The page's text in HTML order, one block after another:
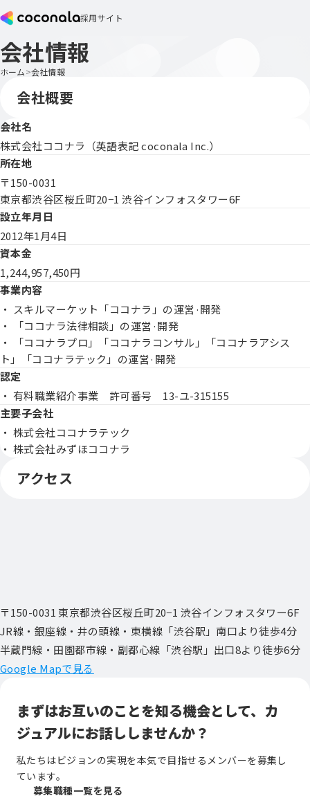
採用サイト
会社情報
ホーム 会社情報
会社概要
会社名
株式会社ココナラ（英語表記 coconala Inc.）
所在地
〒150-0031
東京都渋谷区桜丘町20−1 渋谷インフォスタワー6F
設立年月日
2012年1月4日
資本金
1,244,957,450円
事業内容
・ スキルマーケット「ココナラ」の運営·開発
・ 「ココナラ法律相談」の運営·開発
・ 「ココナラプロ」「ココナラコンサル」「ココナラアシス
ト」「ココナラテック」の運営·開発
認定
・ 有料職業紹介事業 許可番号 13-ユ-315155
主要子会社
・ 株式会社ココナラテック
・ 株式会社みずほココナラ
アクセス
〒150-0031 東京都渋谷区桜丘町20−1 渋谷インフォスタワー6F
JR線・銀座線・井の頭線・東横線「渋谷駅」南口より徒歩4分
半蔵門線・田園都市線・副都心線「渋谷駅」出口8より徒歩6分
Google Mapで見る
まずはお互いのことを知る機会として、 カ
ジュアルにお話ししませんか？
私たちはビジョンの実現を本気で目指せるメンバーを募集し
ています。
募集職種一覧を見る